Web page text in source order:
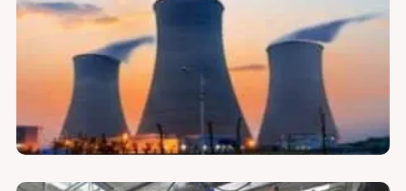
لوازم فیلتر HEPA